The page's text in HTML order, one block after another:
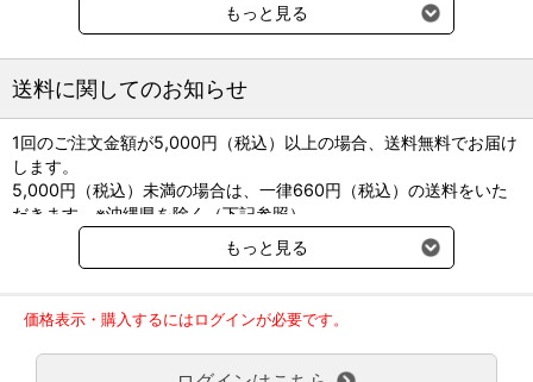
もっと見る
送料に関してのお知らせ
1回のご注文金額が5,000円（税込）以上の場合、送料無料でお届け
します。
5,000円（税込）未満の場合は、一律660円（税込）の送料をいた
だきます。※沖縄県を除く（下記参照）
※2017年11月14日（火）より沖縄県へのお届けにつきましては、1
回のご注文金額（税込）が、30,000円以上で配送無料となります。
ご了承のほどよろしくお願い致します。
弊社都合でお届けが２回以上に分かれる場合の送料負担は、１回分
のみで新たな送料は発生しません。
もっと見る
価格表示・購入するにはログインが必要です。